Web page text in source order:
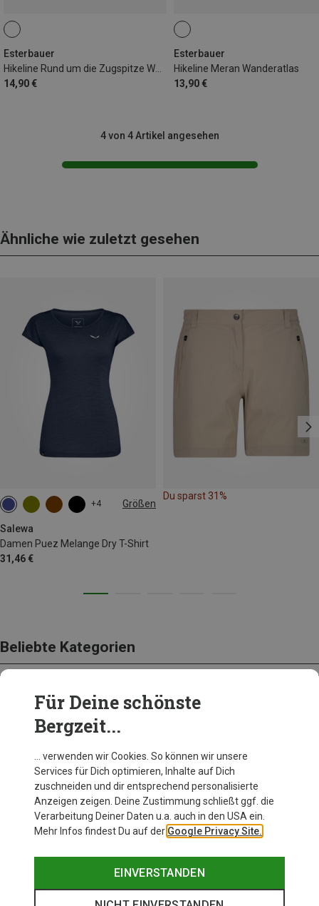
Esterbauer
Hikeline Rund um die Zugspitze Wanderführer
14,90 €
Esterbauer
Hikeline Meran Wanderatlas
13,90 €
4 von 4 Artikel angesehen
Ähnliche wie zuletzt gesehen
+4 Größen
Salewa
Damen Puez Melange Dry T-Shirt
31,46 €
M L XL XXL
Du sparst 31%
Beliebte Kategorien
BEKLEIDUNG
Für Deine schönste
Bergzeit...
… verwenden wir Cookies. So können wir unsere
Services für Dich optimieren, Inhalte auf Dich
zuschneiden und dir entsprechend personalisierte
Anzeigen zeigen. Deine Zustimmung schließt ggf. die
Verarbeitung Deiner Daten u.a. auch in den USA ein.
Mehr Infos findest Du auf der Google Privacy Site.
EINVERSTANDEN